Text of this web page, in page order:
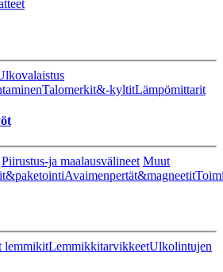
Talomerkit&-kyltitLämpömittarit
Piirustus-ja maalausvälineet Muut
Avaimenpertät&magneetit
lemmikitLemmikkitarvikkeetUlkolintujen